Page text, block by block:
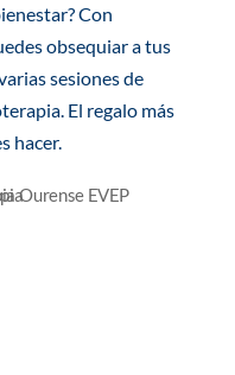
Con
obsequiar a tus
sesiones de
El regalo más
hacer.